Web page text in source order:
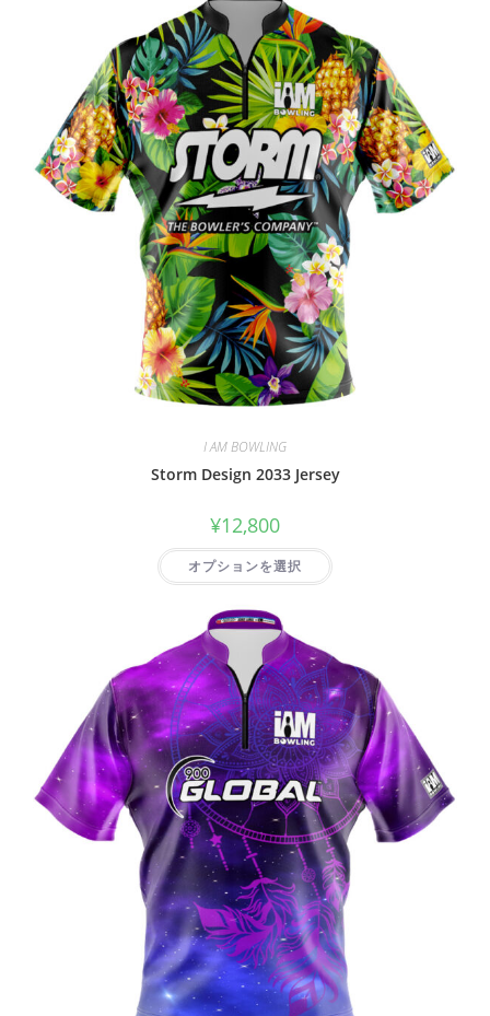
I AM BOWLING
Storm Design 2033 Jersey
¥12,800
オプションを選択